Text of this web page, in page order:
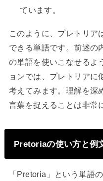
ています。
このように、プレトリア
できる単語です。前述の
の単語を使いこなせるよ
ョンでは、プレトリアに
考えてみます。理解を深
言葉を捉えることは非常
Pretoriaの使い方と例
「Pretoria」という単語